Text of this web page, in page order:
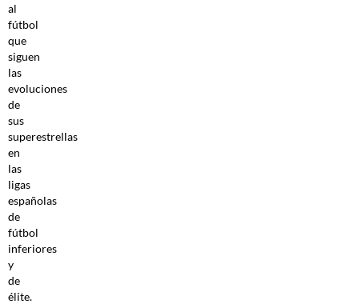
al
fútbol
que
siguen
las
evoluciones
de
sus
superestrellas
en
las
ligas
españolas
de
fútbol
inferiores
y
de
élite.